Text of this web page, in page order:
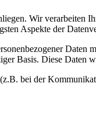
Wir
Aspekte der
Basis. Diese Daten
bei der